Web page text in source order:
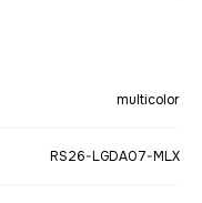
multicolor
RS26-LGDA07-MLX